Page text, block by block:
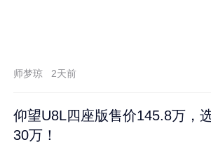
师梦琼 2天前
仰望U8L四座版售价145.8万，
30万！